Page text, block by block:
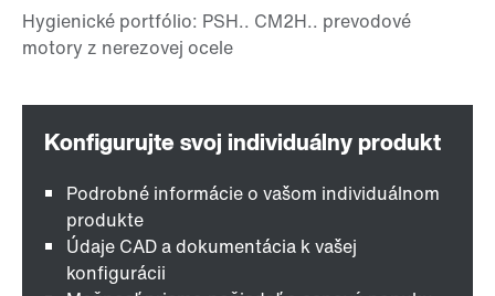
Podrobné informácie o vašom individuálnom
produkte
Údaje CAD a dokumentácia k vašej
konfigurácii